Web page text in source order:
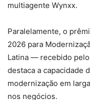
multiagente Wynxx.
Paralelamente, o
2026 para
Latina — recebido
destaca a capacidade
modernização em
nos negócios.